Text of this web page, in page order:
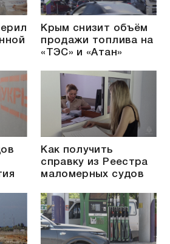
Крым снизит объём
продажи топлива на
«ТЭС» и «Атан»
Как получить
справку из Реестра
маломерных судов